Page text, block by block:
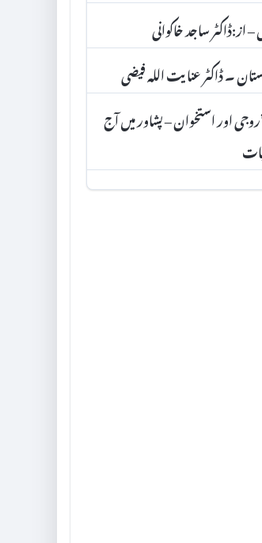
ساجد خاکوانی
۔ ڈاکٹر عنا یت اللہ فیضی
اور استخوان – پشاور میں آج